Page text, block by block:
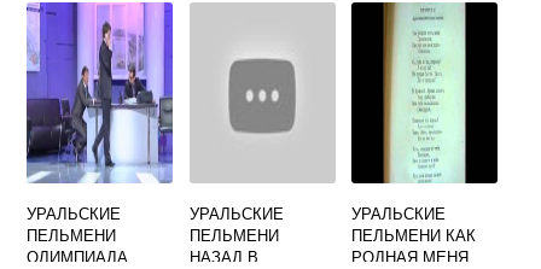
УРАЛЬСКИЕ
ПЕЛЬМЕНИ
ОЛИМПИАДА
УРАЛЬСКИЕ
ПЕЛЬМЕНИ
НАЗАД В
УРАЛЬСКИЕ
ПЕЛЬМЕНИ КАК
РОДНАЯ МЕНЯ